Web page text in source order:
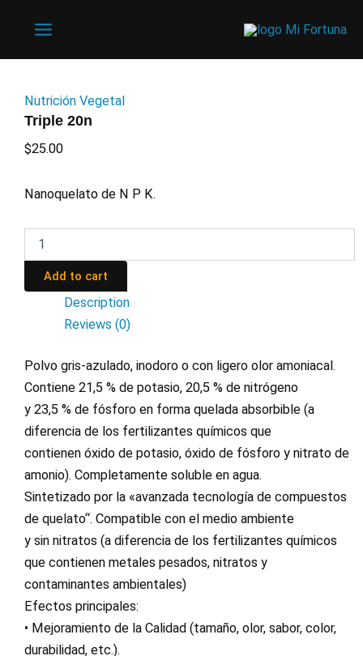
Nutrición Vegetal
Triple 20n
$25.00
Nanoquelato de N P K.
20n
Add to cart
Description
Reviews (0)
Polvo gris-azulado, inodoro o con ligero olor amoniacal.
Contiene 21,5 % de potasio, 20,5 % de nitrógeno
y 23,5 % de fósforo en forma quelada absorbible (a
diferencia de los fertilizantes químicos que
contienen óxido de potasio, óxido de fósforo y nitrato de
amonio). Completamente soluble en agua.
Sintetizado por la «avanzada tecnología de compuestos
de quelato“. Compatible con el medio ambiente
y sin nitratos (a diferencia de los fertilizantes químicos
que contienen metales pesados, nitratos y
contaminantes ambientales)
Efectos principales:
• Mejoramiento de la Calidad (tamaño, olor, sabor, color,
durabilidad, etc.).